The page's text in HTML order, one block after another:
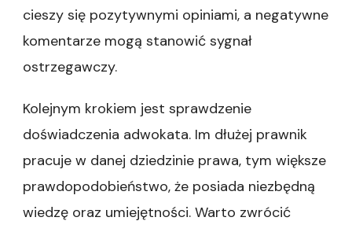
cieszy się pozytywnymi opiniami, a negatywne
komentarze mogą stanowić sygnał
ostrzegawczy.
Kolejnym krokiem jest sprawdzenie
doświadczenia adwokata. Im dłużej prawnik
pracuje w danej dziedzinie prawa, tym większe
prawdopodobieństwo, że posiada niezbędną
wiedzę oraz umiejętności. Warto zwrócić